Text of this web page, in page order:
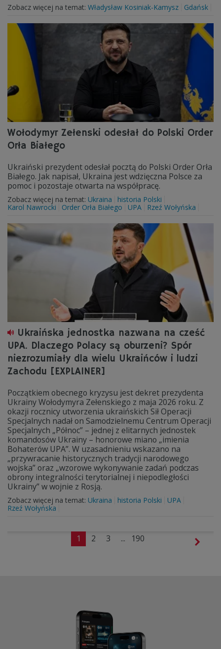
Zobacz więcej na temat: Władysław Kosiniak-Kamysz Gdańsk
Wołodymyr Zełenski odesłał do Polski Order
Orła Białego
Ukraiński prezydent odesłał pocztą do Polski Order Orła
Białego. Jak napisał, Ukraina jest wdzięczna Polsce za
pomoc i pozostaje otwarta na współpracę.
Zobacz więcej na temat: Ukraina
historia Polski
Karol Nawrocki
Order Orła Białego UPA Rzeź Wołyńska
Ukraińska jednostka nazwana na cześć
UPA. Dlaczego Polacy są oburzeni? Spór
niezrozumiały dla wielu Ukraińców i ludzi
Zachodu [EXPLAINER]
Początkiem obecnego kryzysu jest dekret prezydenta
Ukrainy Wołodymyra Zełenskiego z maja 2026 roku. Z
okazji rocznicy utworzenia ukraińskich Sił Operacji
Specjalnych nadał on Samodzielnemu Centrum Operacji
Specjalnych „Północ” – jednej z elitarnych jednostek
komandosów Ukrainy – honorowe miano „imienia
Bohaterów UPA”. W uzasadnieniu wskazano na
„przywracanie historycznych tradycji narodowego
wojska” oraz „wzorowe wykonywanie zadań podczas
obrony integralności terytorialnej i niepodległości
Ukrainy” w wojnie z Rosją.
Zobacz więcej na temat: Ukraina historia Polski
UPA
Rzeź Wołyńska
1 2 3 ... 190